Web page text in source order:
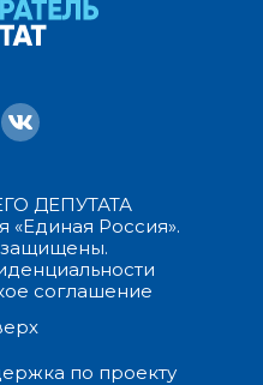
ДЕПУТАТА
«Единая Россия».
соглашение
по проекту